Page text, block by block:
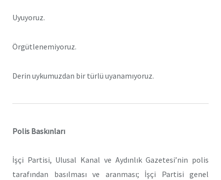
Uyuyoruz.
Örgütlenemiyoruz.
Derin uykumuzdan bir türlü uyanamıyoruz.
Polis Baskınları
İşçi Partisi, Ulusal Kanal ve Aydınlık Gazetesi’nin polis
tarafından basılması ve aranması; İşçi Partisi genel